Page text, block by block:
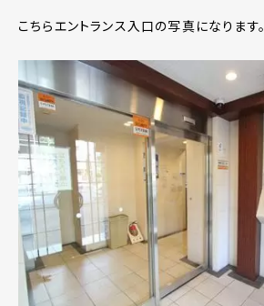
こちらエントランス入口の写真になります。